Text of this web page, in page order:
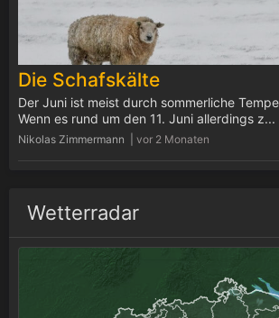
Die Schafskälte
Nikolas Zimmermann | vor 2 Monaten
Der Juni ist meist durch sommerliche
Wenn es rund um den 11. Juni allerdings z...
Wetterradar